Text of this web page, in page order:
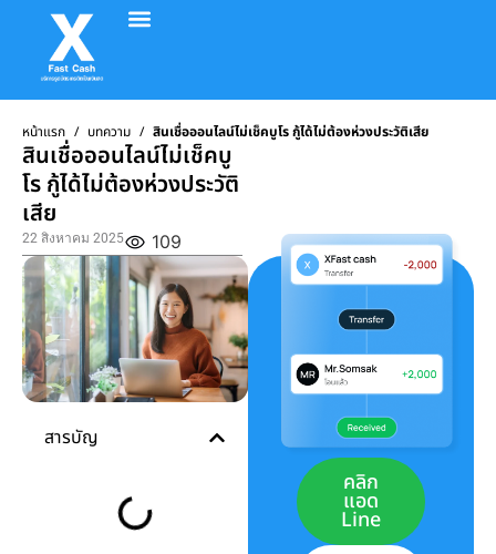
หน้าแรก / บทความ / สินเชื่อออนไลน์ไม่เช็คบูโร กู้ได้ไม่ต้องห่วงประวัติเสีย
สินเชื่อออนไลน์ไม่เช็คบู
โร กู้ได้ไม่ต้องห่วงประวัติ
เสีย
22 สิงหาคม 2025 109
สารบัญ
คลิก
แอด
Line